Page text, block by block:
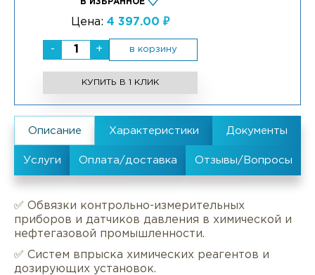
В ИЗБРАННОЕ
Цена: 4 397.00 ₽
- + в корзину
КУПИТЬ В 1 КЛИК
✅ Обвязки контрольно-измерительных
приборов и датчиков давления в химической и
нефтегазовой промышленности.
✅ Систем впрыска химических реагентов и
дозирующих установок.